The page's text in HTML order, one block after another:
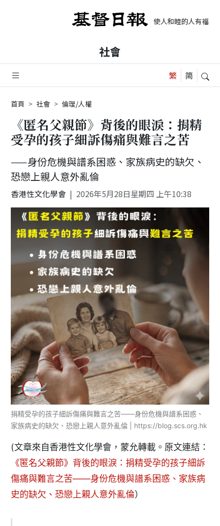
使人和睦的人有福了
社會
首頁 社會 倫理/人權
《匿名父親節》背後的眼淚：捐精
受孕的孩子細訴傷痛與難言之苦
——身份危機與譜系困惑、家族病史的缺欠、
恐戀上親人意外亂倫
香港性文化學會 2026年5月28日星期四 上午10:38
捐精受孕的孩子細訴傷痛與難言之苦——身份危機與譜系困惑、
家族病史的缺欠、恐戀上親人意外亂倫 | https://blog.scs.org.hk
(文章來自香港性文化學會，蒙允轉載。原文連結：
《匿名父親節》背後的眼淚：捐精受孕的孩子細訴
傷痛與難言之苦——身份危機與譜系困惑、家族病
史的缺欠、恐戀上親人意外亂倫）